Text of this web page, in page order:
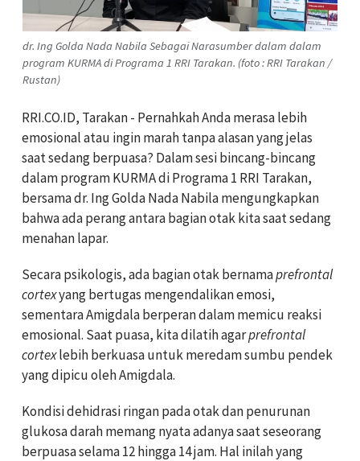
dr. Ing Golda Nada Nabila Sebagai Narasumber dalam dalam
program KURMA di Programa 1 RRI Tarakan. (foto : RRI Tarakan /
Rustan)
RRI.CO.ID, Tarakan - Pernahkah Anda merasa lebih
emosional atau ingin marah tanpa alasan yang jelas
saat sedang berpuasa? Dalam sesi bincang-bincang
dalam program KURMA di Programa 1 RRI Tarakan,
bersama dr. Ing Golda Nada Nabila mengungkapkan
bahwa ada perang antara bagian otak kita saat sedang
menahan lapar.
Secara psikologis, ada bagian otak bernamaprefrontal
cortexyang bertugas mengendalikan emosi,
sementara Amigdala berperan dalam memicu reaksi
emosional. Saat puasa, kita dilatih agarprefrontal
cortexlebih berkuasa untuk meredam sumbu pendek
yang dipicu oleh Amigdala.
Kondisi dehidrasi ringan pada otak dan penurunan
glukosa darah memang nyata adanya saat seseorang
berpuasa selama 12 hingga 14 jam. Hal inilah yang